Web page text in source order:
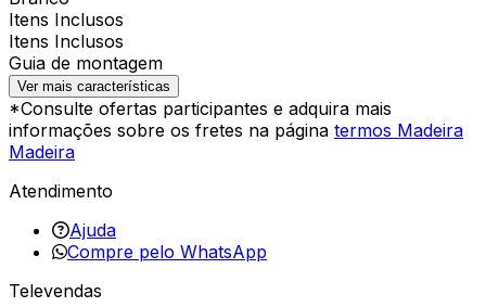
Itens Inclusos
Itens Inclusos
Guia de montagem
Ver mais características
*Consulte ofertas participantes e adquira mais
informações sobre os fretes na página termos Madeira
Madeira
Atendimento
Ajuda
Compre pelo WhatsApp
Televendas